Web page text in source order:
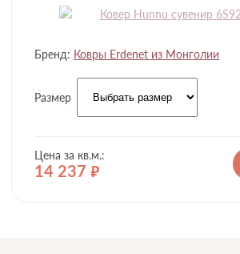
Бренд: Ковры Erdenet из Монголии
Размер
Цена за кв.м.:
14 237 руб.